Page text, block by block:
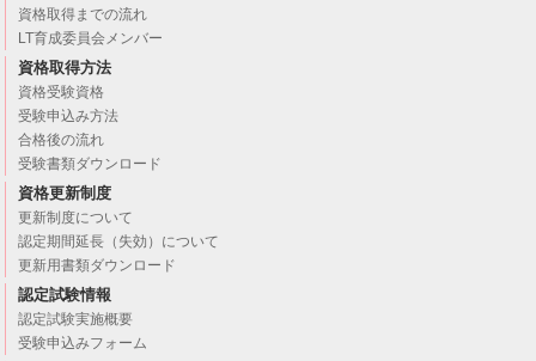
資格取得までの流れ
LT育成委員会メンバー
資格取得方法
資格受験資格
受験申込み方法
合格後の流れ
受験書類ダウンロード
資格更新制度
更新制度について
認定期間延長（失効）について
更新用書類ダウンロード
認定試験情報
認定試験実施概要
受験申込みフォーム